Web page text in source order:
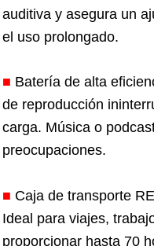
auditiva y asegura un
el uso prolongado.
■ Batería de alta
de reproducción
carga. Música o
preocupaciones.
■ Caja de transporte
Ideal para viajes,
proporcionar hasta 70